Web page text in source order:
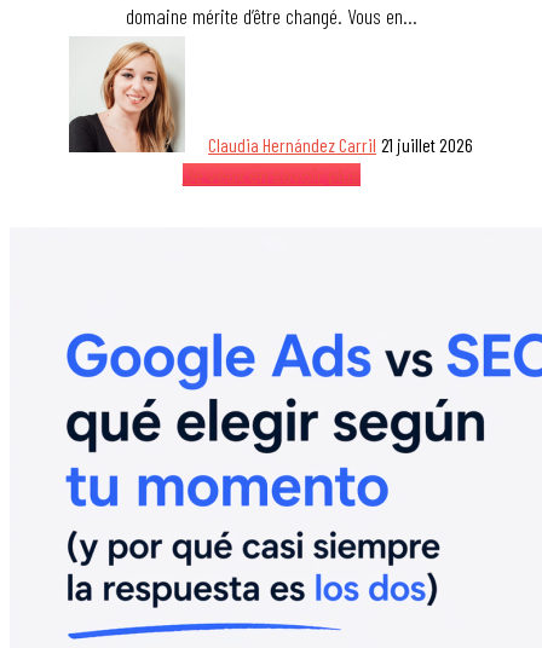
domaine mérite d’être changé. Vous en…
Claudia Hernández Carril 21 juillet 2026
Je veux en savoir plus